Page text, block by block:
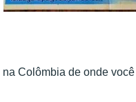
Colômbia de onde